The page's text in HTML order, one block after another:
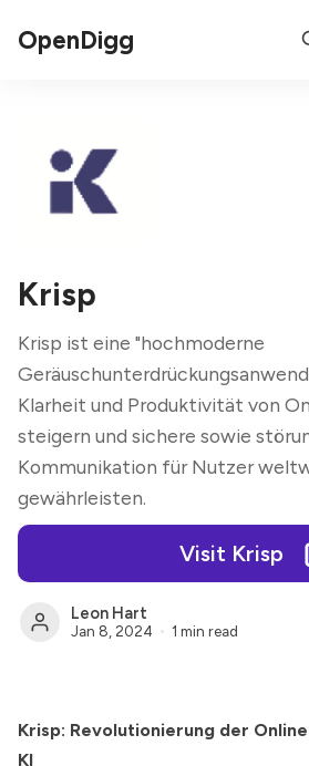
OpenDigg
Krisp
Krisp ist eine "hochmoderne
Klarheit und Produktivität von
steigern und sichere sowie
Kommunikation für Nutzer
gewährleisten.
Visit Krisp
Leon Hart
Jan 8, 2024 1 min read
Krisp: Revolutionierung der
KI